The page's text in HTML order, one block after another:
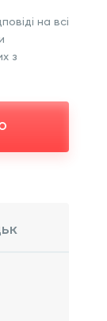
на всі
з